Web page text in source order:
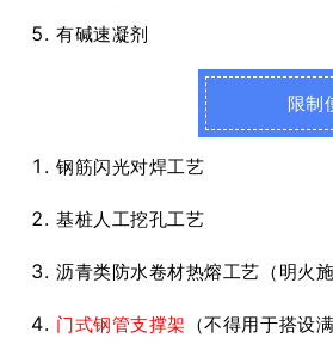
有碱速凝剂
限制
钢筋闪光对焊工艺
基桩人工挖孔工艺
沥青类防水卷材热熔工艺（明火施
门式钢管支撑架 （不得用于搭设